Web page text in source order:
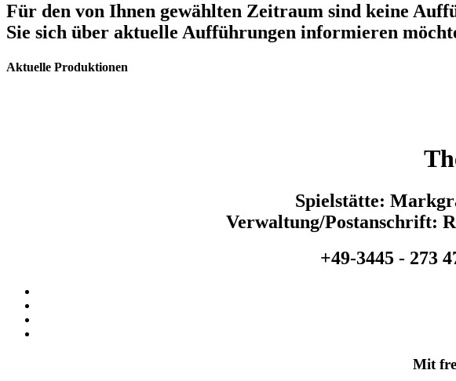
Für den von Ihnen gewählten Zeitraum sind keine
Sie sich über aktuelle Aufführungen informieren
Aktuelle Produktionen
Spielstätte:
Verwaltung/Postanschrift:
+49-3445 - 273
Mit